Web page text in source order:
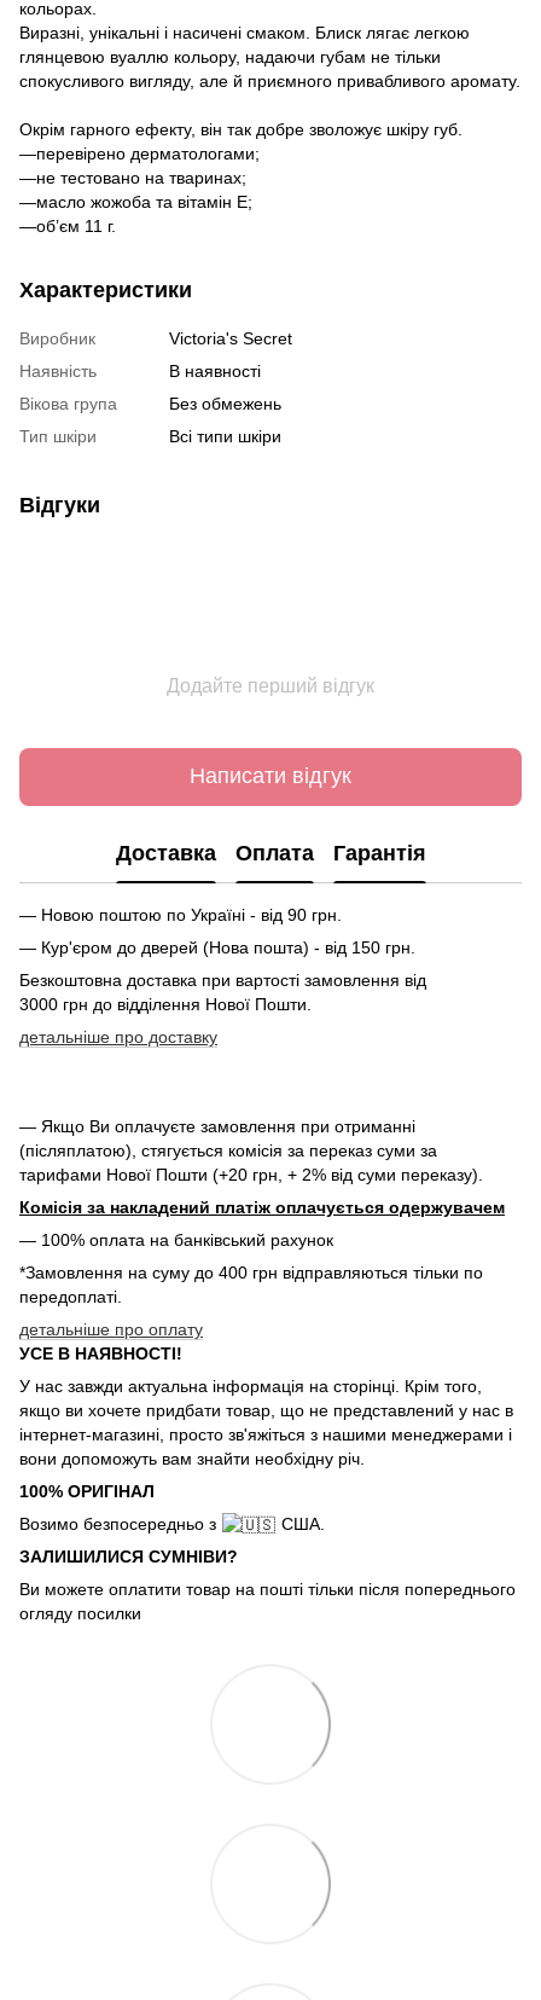
кольорах.
Виразні, унікальні і насичені смаком. Блиск лягає легкою
глянцевою вуаллю кольору, надаючи губам не тільки
спокусливого вигляду, але й приємного привабливого аромату.
Окрім гарного ефекту, він так добре зволожує шкіру губ.
—перевірено дерматологами;
—не тестовано на тваринах;
—масло жожоба та вітамін E;
—об’єм 11 г.
Характеристики
Виробник
Victoria's Secret
Наявність
В наявності
Вікова група
Без обмежень
Тип шкіри
Всі типи шкіри
Відгуки
Додайте перший відгук
Написати відгук
Доставка Оплата Гарантія
— Новою поштою по Україні - від 90 грн.
— Кур'єром до дверей (Нова пошта) - від 150 грн.
Безкоштовна доставка при вартості замовлення від
3000 грн до відділення Нової Пошти.
детальніше про доставку
— Якщо Ви оплачуєте замовлення при отриманні
(післяплатою), стягується комісія за переказ суми за
тарифами Нової Пошти (+20 грн, + 2% від суми переказу).
Комісія за накладений платіж оплачується одержувачем
— 100% оплата на банківський рахунок
*Замовлення на суму до 400 грн відправляються тільки по
передоплаті.
детальніше про оплату
УСЕ В НАЯВНОСТІ!
У нас завжди актуальна інформація на сторінці. Крім того,
якщо ви хочете придбати товар, що не представлений у нас в
інтернет-магазині, просто зв'яжіться з нашими менеджерами і
вони допоможуть вам знайти необхідну річ.
100% ОРИГІНАЛ
Возимо безпосередньо з
США.
ЗАЛИШИЛИСЯ СУМНІВИ?
Ви можете оплатити товар на пошті тільки після попереднього
огляду посилки